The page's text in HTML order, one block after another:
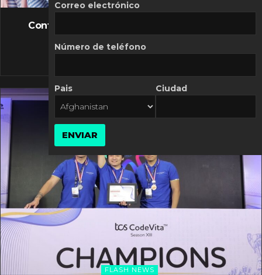
FLASH NEWS
Controversia de Mercado Libre por costos
10 MARZO, 2026
FLASH NEWS
Correo electrónico
Número de teléfono
Pais Ciudad
ENVIAR